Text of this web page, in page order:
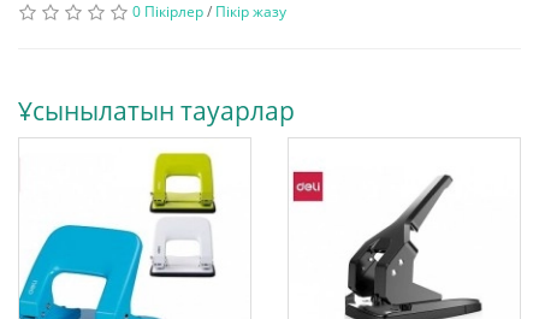
0 Пікірлер/ Пікір жазу
Ұсынылатын тауарлар